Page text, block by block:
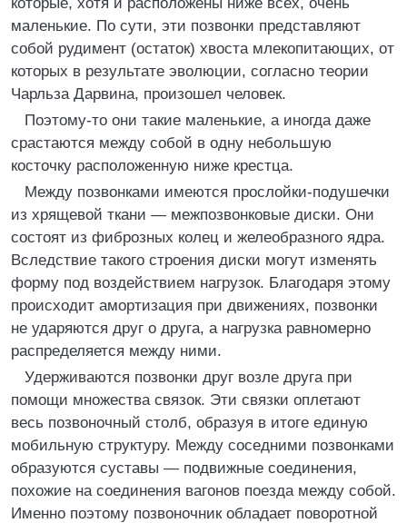
маленькие. По сути, эти позвонки представляют
собой рудимент (остаток) хвоста млекопитающих, от
которых в результате эволюции, согласно теории
Чарльза Дарвина, произошел человек.
Поэтому-то они такие маленькие, а иногда даже
срастаются между собой в одну небольшую
косточку расположенную ниже крестца.
Между позвонками имеются прослойки-подушечки
из хрящевой ткани — межпозвонковые диски. Они
состоят из фиброзных колец и желеобразного ядра.
Вследствие такого строения диски могут изменять
форму под воздействием нагрузок. Благодаря этому
происходит амортизация при движениях, позвонки
не ударяются друг о друга, а нагрузка равномерно
распределяется между ними.
Удерживаются позвонки друг возле друга при
помощи множества связок. Эти связки оплетают
весь позвоночный столб, образуя в итоге единую
мобильную структуру. Между соседними позвонками
образуются суставы — подвижные соединения,
похожие на соединения вагонов поезда между собой.
Именно поэтому позвоночник обладает поворотной